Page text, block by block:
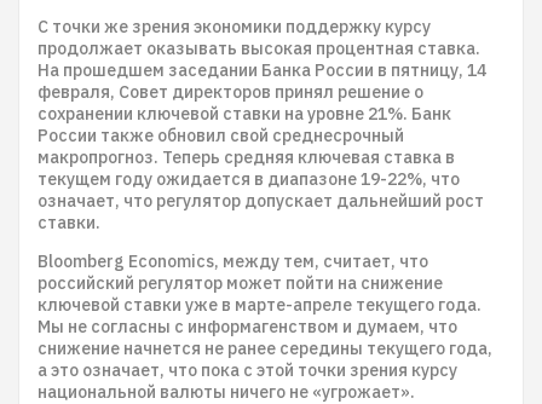
С точки же зрения экономики поддержку курсу
продолжает оказывать высокая процентная ставка.
На прошедшем заседании Банка России в пятницу, 14
февраля, Совет директоров принял решение о
сохранении ключевой ставки на уровне 21%. Банк
России также обновил свой среднесрочный
макропрогноз. Теперь средняя ключевая ставка в
текущем году ожидается в диапазоне 19-22%, что
означает, что регулятор допускает дальнейший рост
ставки.
Bloomberg Economics, между тем, считает, что
российский регулятор может пойти на снижение
ключевой ставки уже в марте-апреле текущего года.
Мы не согласны с информагенством и думаем, что
снижение начнется не ранее середины текущего года,
а это означает, что пока с этой точки зрения курсу
национальной валюты ничего не «угрожает».